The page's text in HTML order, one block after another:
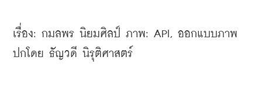
เรื่อง: กมลพร นิยมศิลป์ ภาพ: API, ออกแบบภาพ
ปกโดย ธัญวดี นิรุติศาสตร์